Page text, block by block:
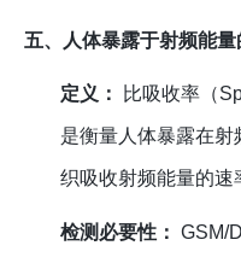
五、人体暴露于射频能量
定义： 比吸收率（
是衡量人体暴露在射
织吸收射频能量的速
检测必要性： GSM/